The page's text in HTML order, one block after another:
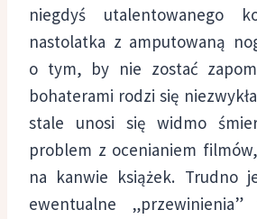
niegdyś utalentowanego
nastolatka z amputowaną
o tym, by nie zostać
bohaterami rodzi się
stale unosi się widmo
problem z ocenianiem
na kanwie książek. Trudno
ewentualne